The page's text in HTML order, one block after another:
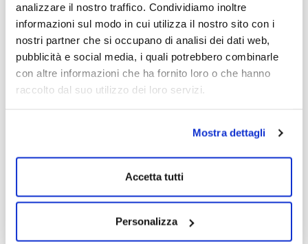
analizzare il nostro traffico. Condividiamo inoltre
informazioni sul modo in cui utilizza il nostro sito con i
nostri partner che si occupano di analisi dei dati web,
pubblicità e social media, i quali potrebbero combinarle
con altre informazioni che ha fornito loro o che hanno
raccolto dal suo utilizzo dei loro servizi.
Mostra dettagli
Accetta tutti
Personalizza
BANDI DI GARA E CONTRATTI
BANDI DI GARA E CONTRATTI
(PUBBLICATI FINO AL 31.12.2023)
E
AL